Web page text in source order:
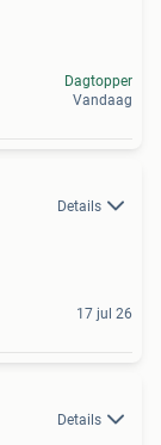
Dagtopper
Vandaag
Details
17 jul 26
Details